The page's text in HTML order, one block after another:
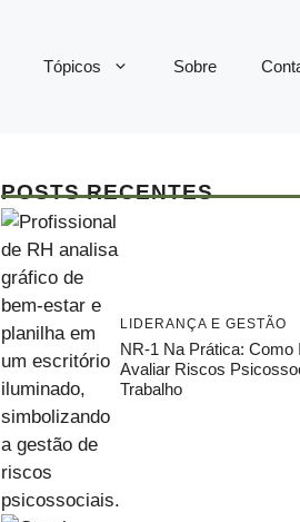
Tópicos Sobre
POSTS RECENTES
LIDERANÇA E GESTÃO
NR-1 Na Prática: Como
Avaliar Riscos
Trabalho